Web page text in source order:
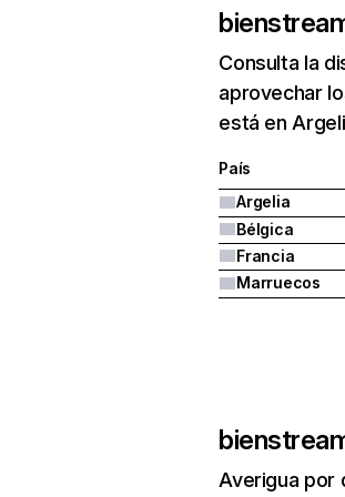
Consulta la
aprovechar
está en
País
Argelia
Bélgica
Francia
Marruecos
Averigua por